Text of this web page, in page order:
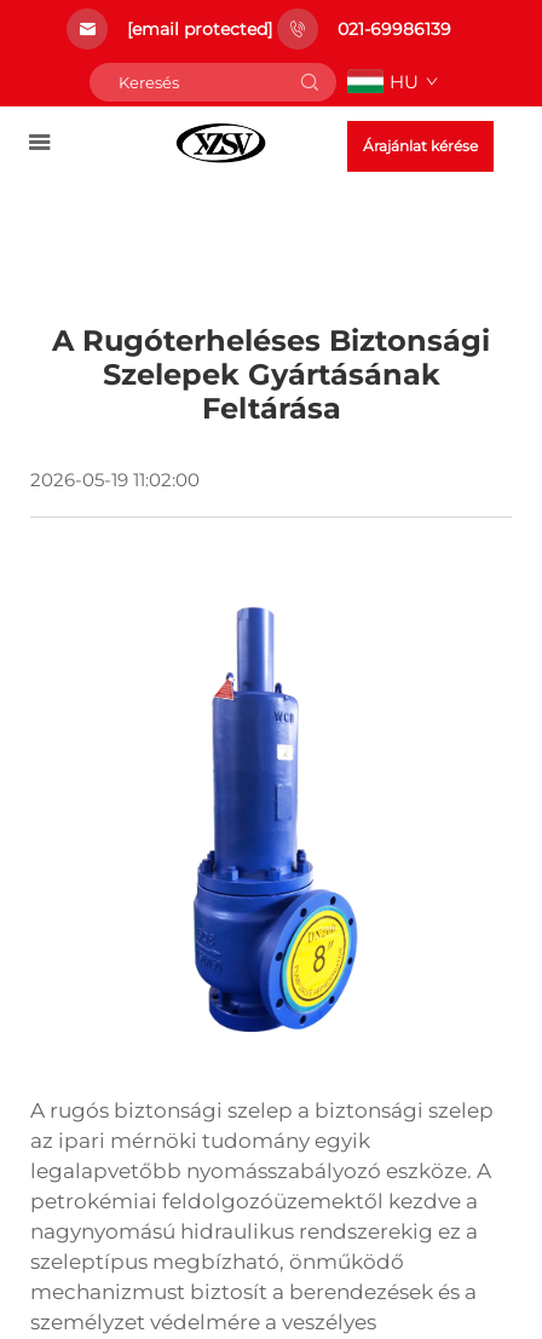
[email protected] 021-69986139
HU
Árajánlat kérése
A Rugóterheléses Biztonsági
Szelepek Gyártásának
Feltárása
2026-05-19 11:02:00
A rugós biztonsági szelep a biztonsági szelep
az ipari mérnöki tudomány egyik
legalapvetőbb nyomásszabályozó eszköze. A
petrokémiai feldolgozóüzemektől kezdve a
nagynyomású hidraulikus rendszerekig ez a
szeleptípus megbízható, önműködő
mechanizmust biztosít a berendezések és a
személyzet védelmére a veszélyes